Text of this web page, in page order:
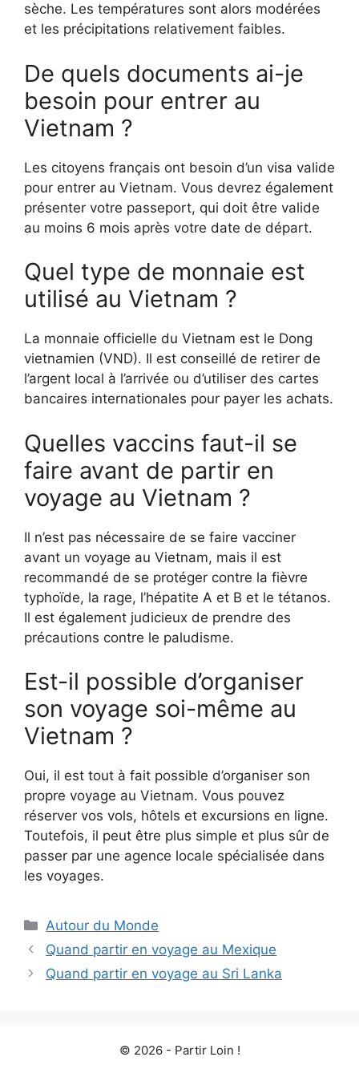
sèche. Les températures sont alors modérées
et les précipitations relativement faibles.
De quels documents ai-je
besoin pour entrer au
Vietnam ?
Les citoyens français ont besoin d’un visa valide
pour entrer au Vietnam. Vous devrez également
présenter votre passeport, qui doit être valide
au moins 6 mois après votre date de départ.
Quel type de monnaie est
utilisé au Vietnam ?
La monnaie officielle du Vietnam est le Dong
vietnamien (VND). Il est conseillé de retirer de
l’argent local à l’arrivée ou d’utiliser des cartes
bancaires internationales pour payer les achats.
Quelles vaccins faut-il se
faire avant de partir en
voyage au Vietnam ?
Il n’est pas nécessaire de se faire vacciner
avant un voyage au Vietnam, mais il est
recommandé de se protéger contre la fièvre
typhoïde, la rage, l’hépatite A et B et le tétanos.
Il est également judicieux de prendre des
précautions contre le paludisme.
Est-il possible d’organiser
son voyage soi-même au
Vietnam ?
Oui, il est tout à fait possible d’organiser son
propre voyage au Vietnam. Vous pouvez
réserver vos vols, hôtels et excursions en ligne.
Toutefois, il peut être plus simple et plus sûr de
passer par une agence locale spécialisée dans
les voyages.
Catégories
Autour du Monde
Quand partir en voyage au Mexique
Quand partir en voyage au Sri Lanka
© 2026 - Partir Loin !